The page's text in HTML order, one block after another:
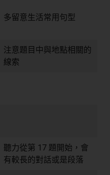
多留意生活常用句型
注意題目中與地點相關的
線索
聽力從第 17 題開始，會
有較長的對話或是段落